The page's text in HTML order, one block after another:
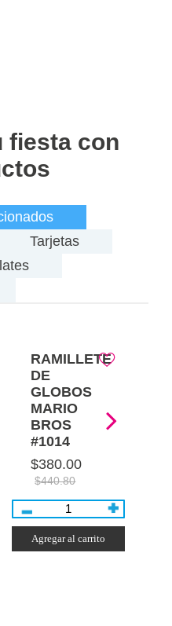
fiesta con
Tarjetas
RAMILLETE
DE
GLOBOS
MARIO
BROS
#1014
$380.00
$440.80
Agregar al carrito